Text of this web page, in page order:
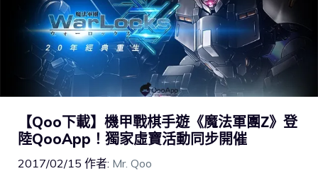
【Qoo下載】機甲戰棋手遊《魔法軍團Z》登
陸QooApp！獨家虛寶活動同步開催
2017/02/15 作者: Mr. Qoo